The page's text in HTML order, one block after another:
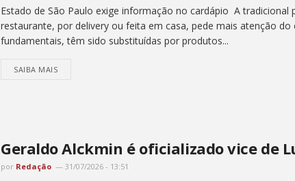
Estado de São Paulo exige informação no cardápio A tradicional
restaurante, por delivery ou feita em casa, pede mais atenção
fundamentais, têm sido substituídas por produtos...
SAIBA MAIS
Geraldo Alckmin é oficializado vice de
por Redação 31/07/2026 - 13:51